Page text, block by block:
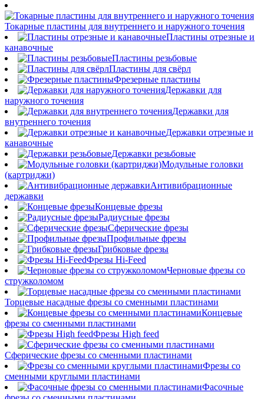
Токарные пластины для внутреннего и наружного точения
Пластины отрезные и
канавочные
Пластины резьбовые
Пластины для свёрл
Фрезерные пластины
Державки для
наружного точения
Державки для
внутреннего точения
Державки отрезные и
канавочные
Державки резьбовые
Модульные головки
(картриджи)
Антивибрационные
державки
Концевые фрезы
Радиусные фрезы
Сферические фрезы
Профильные фрезы
Грибковые фрезы
Фрезы Hi-Feed
Черновые фрезы со
стружколомом
Торцевые насадные фрезы со сменными пластинами
Концевые
фрезы со сменными пластинами
Фрезы High feed
Сферические фрезы со сменными пластинами
Фрезы со
сменными круглыми пластинами
Фасочные